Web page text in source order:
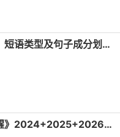
现代汉语语法知识：短语类型及句子成分划分课件（共19张PPT）
天星《高考解题觉醒》2024+2025+2026版 电子版下载打印